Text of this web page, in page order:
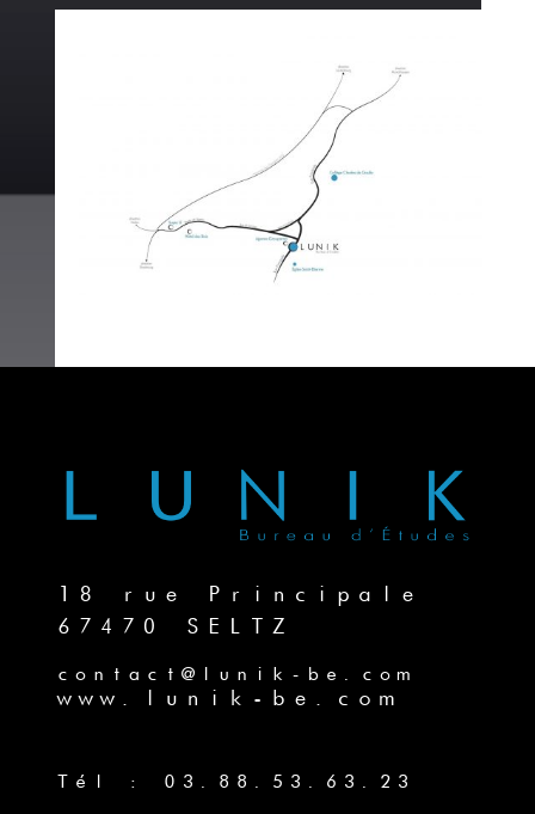
18 rue Principale
67470 SELTZ
contact@lunik-be.com
www.lunik-be.com
Tél : 03.88.53.63.23